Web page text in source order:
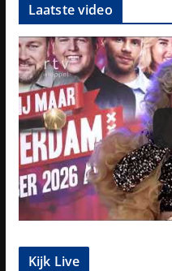
Laatste video
Kijk Live